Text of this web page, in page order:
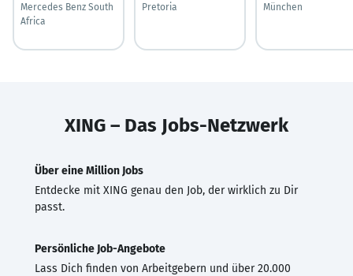
Mercedes Benz South
Africa
Pretoria
München
XING – Das Jobs-Netzwerk
Über eine Million Jobs
Entdecke mit XING genau den Job, der wirklich zu Dir
passt.
Persönliche Job-Angebote
Lass Dich finden von Arbeitgebern und über 20.000